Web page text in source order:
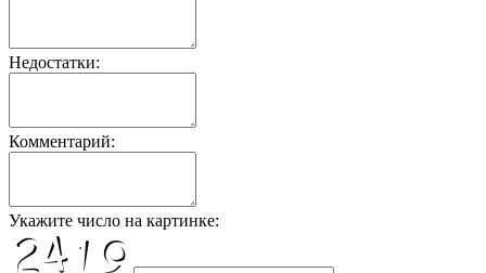
Недостатки:
Комментарий:
Укажите число на картинке: